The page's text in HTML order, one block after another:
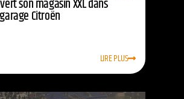
son magasin XXL dans
Citroën
LIRE PLUS